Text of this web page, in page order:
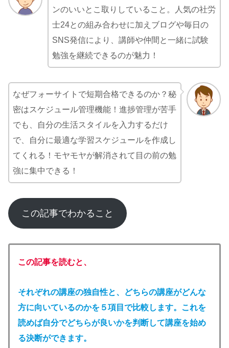
ンのいいとこ取りしていること。人気の社労
士24との組み合わせに加えブログや毎日の
SNS発信により、講師や仲間と一緒に試験
勉強を継続できるのが魅力！
なぜフォーサイトで短期合格できるのか？秘
密はスケジュール管理機能！進捗管理が苦手
でも、自分の生活スタイルを入力するだけ
で、自分に最適な学習スケジュールを作成し
てくれる！モヤモヤが解消されて目の前の勉
強に集中できる！
この記事でわかること
この記事を読むと、
それぞれの講座の独自性と、どちらの講座がどんな
方に向いているのかを５項目で比較します。これを
読めば自分でどちらが良いかを判断して講座を始め
る決断ができます。